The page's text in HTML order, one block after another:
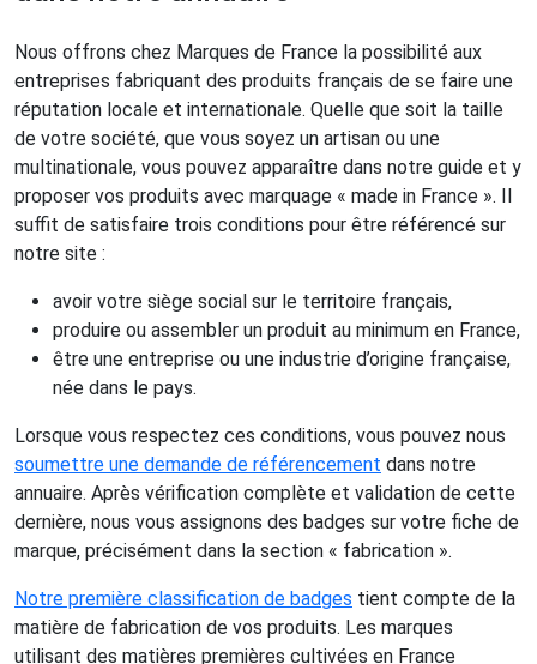
Nous offrons chez Marques de France la possibilité aux
entreprises fabriquant des produits français de se faire une
réputation locale et internationale. Quelle que soit la taille
de votre société, que vous soyez un artisan ou une
multinationale, vous pouvez apparaître dans notre guide et y
proposer vos produits avec marquage « made in France ». Il
suffit de satisfaire trois conditions pour être référencé sur
notre site :
avoir votre siège social sur le territoire français,
produire ou assembler un produit au minimum en France,
être une entreprise ou une industrie d’origine française,
née dans le pays.
Lorsque vous respectez ces conditions, vous pouvez nous
soumettre une demande de référencement dans notre
annuaire. Après vérification complète et validation de cette
dernière, nous vous assignons des badges sur votre fiche de
marque, précisément dans la section « fabrication ».
Notre première classification de badges tient compte de la
matière de fabrication de vos produits. Les marques
utilisant des matières premières cultivées en France